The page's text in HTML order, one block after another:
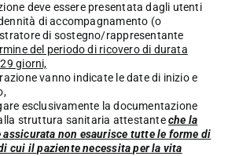
deve essere presentata dagli utenti
di accompagnamento (o
di sostegno/rappresentante
del periodo di ricovero di durata
giorni,
vanno indicate le date di inizio e
esclusivamente la documentazione
struttura sanitaria attestanteche la
assicurata non esaurisce tutte le forme di
cui il paziente necessita per la vita